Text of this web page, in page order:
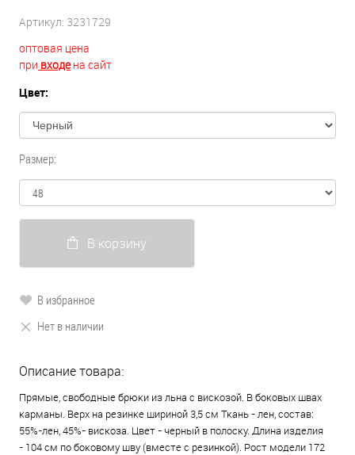
Артикул: 3231729
оптовая цена
при входена сайт
Цвет:
Размер:
В корзину
В избранное
Нет в наличии
Описание товара:
Прямые, свободные брюки из льна с вискозой. В боковых швах
карманы. Верх на резинке шириной 3,5 см Ткань - лен, состав:
55%-лен, 45%- вискоза. Цвет - черный в полоску. Длина изделия
- 104 см по боковому шву (вместе с резинкой). Рост модели 172